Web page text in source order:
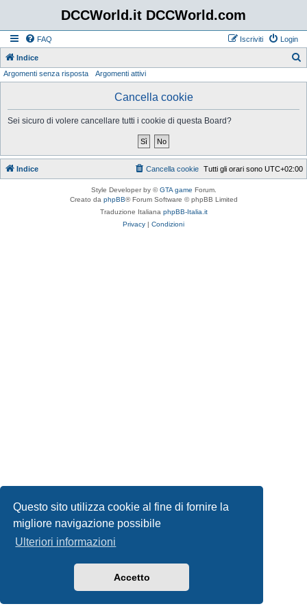
Questo sito utilizza cookie al fine di fornire la
migliore navigazione possibile
Ulteriori informazioni
Accetto
DCCWorld.it DCCWorld.com
FAQ Login
Iscriviti
Indice
Argomenti senza risposta Argomenti attivi
Cancella cookie
Sei sicuro di volere cancellare tutti i cookie di questa Board?
Indice Tutti gli orari sono UTC+02:00
Cancella cookie
Style Developer by ©GTA game Forum.
Creato da phpBB® Forum Software © phpBB Limited
Traduzione Italiana phpBB-Italia.it
Privacy | Condizioni